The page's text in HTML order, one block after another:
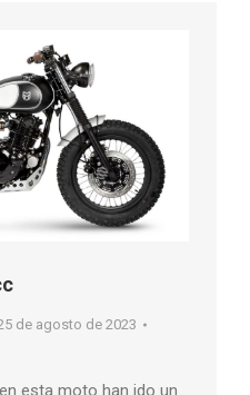
de agosto de 2023
esta moto han ido un